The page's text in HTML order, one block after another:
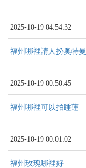
2025-10-19 04:54:32
福州哪裡請人扮奧特曼
2025-10-19 00:50:45
福州哪裡可以拍睡蓮
2025-10-19 00:01:02
福州玫瑰哪裡好